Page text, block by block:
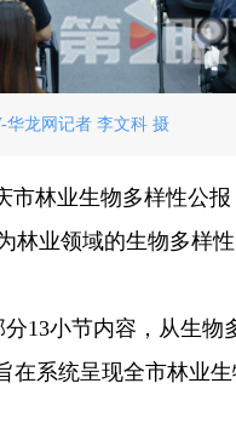
华龙网记者 李文科 摄
林业生物多样性公
业领域的生物多样
13小节内容，从生
在系统呈现全市林业